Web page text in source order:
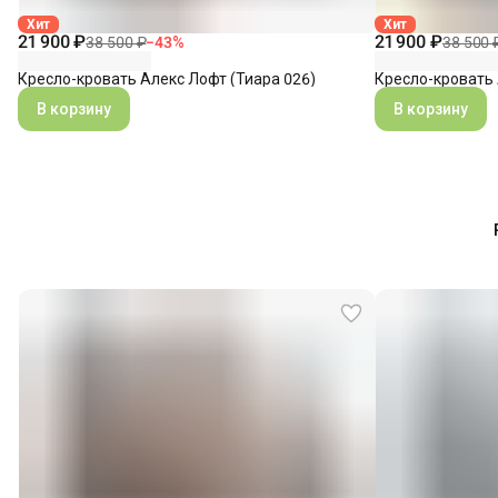
Хит
21 900 ₽38 500 ₽−43%
Кресло-кровать Алекс Лофт (Тиара 026)
В корзину
Хит
21 900 ₽38 500
Кресло-
В корзину